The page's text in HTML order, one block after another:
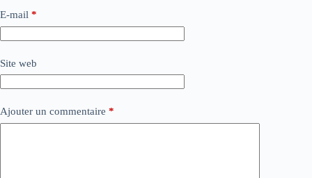
E-mail *
Site web
Ajouter un commentaire *